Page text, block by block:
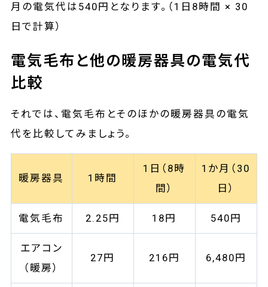
月の電気代は540円となります。（1日8時間 × 30
日で計算）
電気毛布と他の暖房器具の電気代
比較
それでは、電気毛布とそのほかの暖房器具の電気
代を比較してみましょう。
暖房器具 1時間
1日（8時
間）
1か月（30
日）
電気毛布 2.25円 18円 540円
エアコン
（暖房）
27円 216円 6,480円